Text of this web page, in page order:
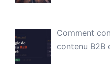
Comment
contenu B2B